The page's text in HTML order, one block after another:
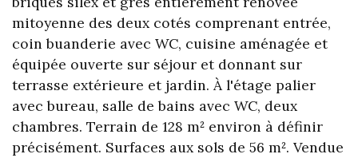
mitoyenne des deux cotés comprenant entrée,
coin buanderie avec WC, cuisine aménagée et
équipée ouverte sur séjour et donnant sur
terrasse extérieure et jardin. À l'étage palier
avec bureau, salle de bains avec WC, deux
chambres. Terrain de 128 m² environ à définir
précisément. Surfaces aux sols de 56 m². Vendue